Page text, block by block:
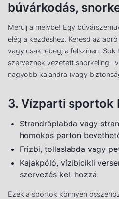
búvárkodás,
Merülj a mélybe! Egy
elég a kezdéshez. Keresd az
vagy csak lebegj a felszínen. Sok
szerveznek vezetett snorkeling–
nagyobb kalandra (vagy
3. Vízparti sportok
Strandröplabda vagy
homokos parton
Frizbi, tollaslabda vagy
Kajakpóló, vízibicikli
szervezés kell hozzá
Ezek a sportok könnyen